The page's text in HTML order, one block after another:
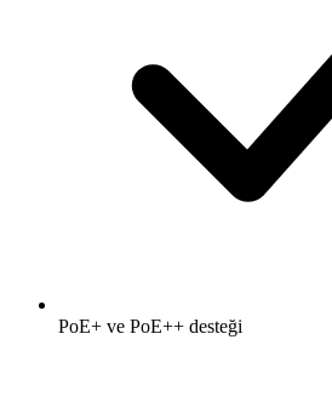
PoE+ ve PoE++ desteği